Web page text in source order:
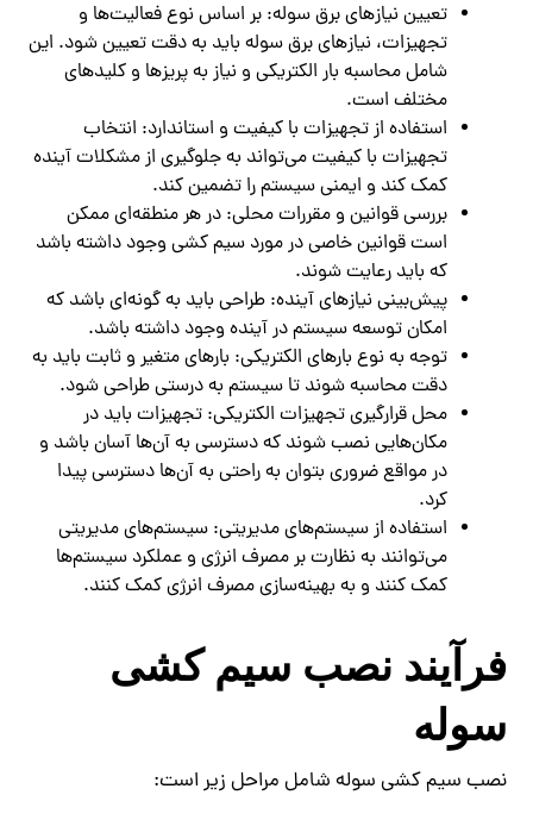
تعیین نیازهای برق سوله: بر اساس نوع فعالیت‌ها و
تجهیزات، نیازهای برق سوله باید به دقت تعیین شود. این
شامل محاسبه بار الکتریکی و نیاز به پریزها و کلیدهای
مختلف است.
استفاده از تجهیزات با کیفیت و استاندارد: انتخاب
تجهیزات با کیفیت می‌تواند به جلوگیری از مشکلات آینده
کمک کند و ایمنی سیستم را تضمین کند.
بررسی قوانین و مقررات محلی: در هر منطقه‌ای ممکن
است قوانین خاصی در مورد سیم کشی وجود داشته باشد
که باید رعایت شوند.
پیش‌بینی نیازهای آینده: طراحی باید به گونه‌ای باشد که
امکان توسعه سیستم در آینده وجود داشته باشد.
توجه به نوع بارهای الکتریکی: بارهای متغیر و ثابت باید به
دقت محاسبه شوند تا سیستم به درستی طراحی شود.
محل قرارگیری تجهیزات الکتریکی: تجهیزات باید در
مکان‌هایی نصب شوند که دسترسی به آن‌ها آسان باشد و
در مواقع ضروری بتوان به راحتی به آن‌ها دسترسی پیدا
کرد.
استفاده از سیستم‌های مدیریتی: سیستم‌های مدیریتی
می‌توانند به نظارت بر مصرف انرژی و عملکرد سیستم‌ها
کمک کنند و به بهینه‌سازی مصرف انرژی کمک کنند.
فرآیند نصب سیم کشی
سوله
نصب سیم کشی سوله شامل مراحل زیر است: